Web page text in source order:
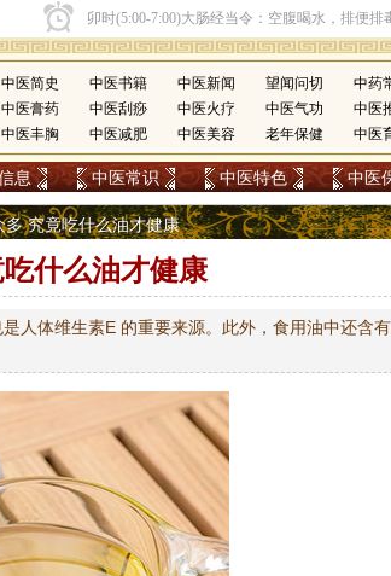
中医简史 中医书籍 中医新闻 望闻问切
中药
中医膏药 中医刮痧 中医火疗 中医气功
中医
中医丰胸 中医减肥 中医美容 老年保健 中医
息 中医常识 中医特色 中医
究竟吃什么油才健康
什么油才健康
人体维生素E 的重要来源。此外，食用油中还含有